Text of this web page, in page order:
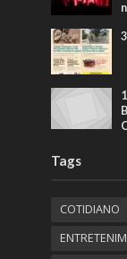
Tags
COTIDIANO